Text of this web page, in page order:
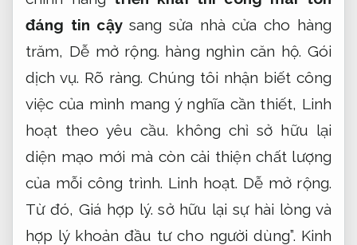
đáng tin cậysang sửa nhà cửa cho hàng
trăm, Dễ mở rộng. hàng nghìn căn hộ. Gói
dịch vụ. Rõ ràng. Chúng tôi nhận biết công
việc của mình mang ý nghĩa cần thiết, Linh
hoạt theo yêu cầu. không chỉ sở hữu lại
diện mạo mới mà còn cải thiện chất lượng
của mỗi công trình. Linh hoạt. Dễ mở rộng.
Từ đó, Giá hợp lý. sở hữu lại sự hài lòng và
hợp lý khoản đầu tư cho người dùng”. Kinh